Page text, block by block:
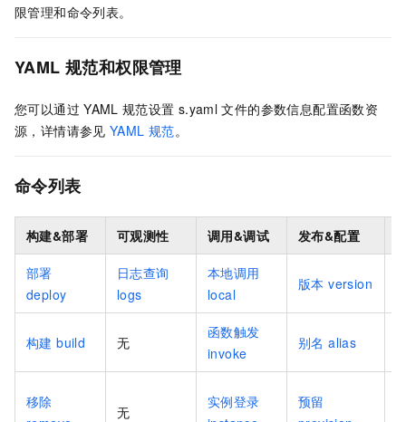
限管理和命令列表。
YAML 规范和权限管理
您可以通过 YAML 规范设置 s.yaml 文件的参数信息配置函数资
源，详情请参见 YAML 规范。
命令列表
构建&部署 可观测性 调用&调试 发布&配置
部署
deploy
日志查询
logs
本地调用
local
版本 version
构建 build 无
函数触发
invoke
别名 alias
移除
无
实例登录
预留